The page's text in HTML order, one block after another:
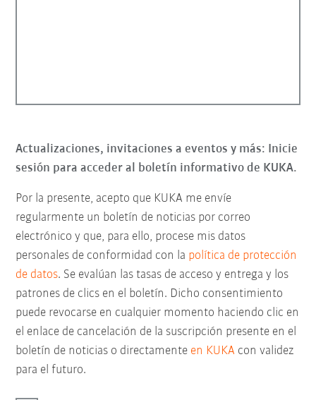
Actualizaciones, invitaciones a eventos y más: Inicie
sesión para acceder al boletín informativo de KUKA.
Por la presente, acepto que KUKA me envíe
regularmente un boletín de noticias por correo
electrónico y que, para ello, procese mis datos
personales de conformidad con la política de protección
de datos. Se evalúan las tasas de acceso y entrega y los
patrones de clics en el boletín. Dicho consentimiento
puede revocarse en cualquier momento haciendo clic en
el enlace de cancelación de la suscripción presente en el
boletín de noticias o directamente en KUKA con validez
para el futuro.